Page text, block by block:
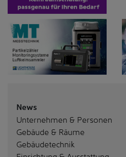
News
Unternehmen & Personen
Gebäude & Räume
Gebäudetechnik